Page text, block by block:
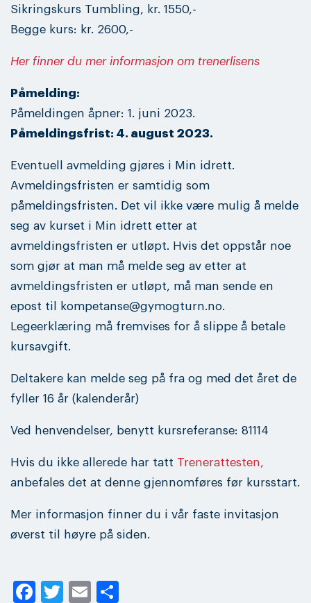
Sikringskurs Tumbling, kr. 1550,-
Begge kurs: kr. 2600,-
Her finner du mer informasjon om trenerlisens
Påmelding:
Påmeldingen åpner: 1. juni 2023.
Påmeldingsfrist: 4. august 2023.
Eventuell avmelding gjøres i Min idrett.
Avmeldingsfristen er samtidig som
påmeldingsfristen. Det vil ikke være mulig å melde
seg av kurset i Min idrett etter at
avmeldingsfristen er utløpt. Hvis det oppstår noe
som gjør at man må melde seg av etter at
avmeldingsfristen er utløpt, må man sende en
epost til kompetanse@gymogturn.no.
Legeerklæring må fremvises for å slippe å betale
kursavgift.
Deltakere kan melde seg på fra og med det året de
fyller 16 år (kalenderår)
Ved henvendelser, benytt kursreferanse: 81114
Hvis du ikke allerede har tatt Trenerattesten,
anbefales det at denne gjennomføres før kursstart.
Mer informasjon finner du i vår faste invitasjon
øverst til høyre på siden.
Facebook
Twitter
Email